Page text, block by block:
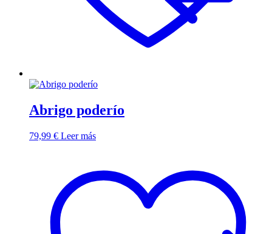
Abrigo poderío
79,99 € Leer más